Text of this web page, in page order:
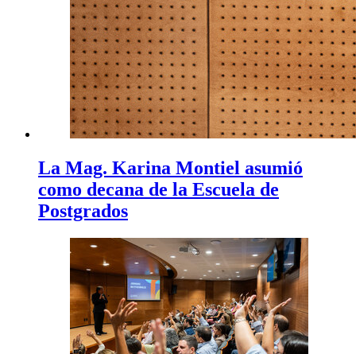
La Mag. Karina Montiel asumió
como decana de la Escuela de
Postgrados